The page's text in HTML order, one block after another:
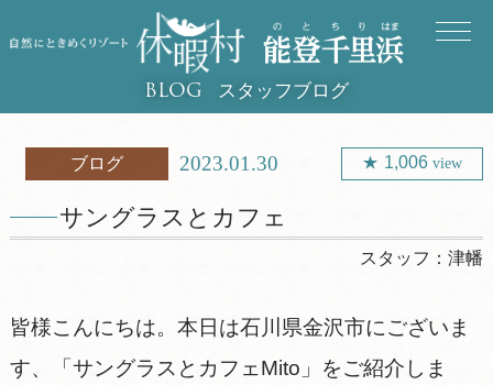
BLOG スタッフブログ
ブログ 2023.01.30 1,006view
サングラスとカフェ
スタッフ：津幡
皆様こんにちは。本日は石川県金沢市にございま
す、「サングラスとカフェMito」をご紹介しま